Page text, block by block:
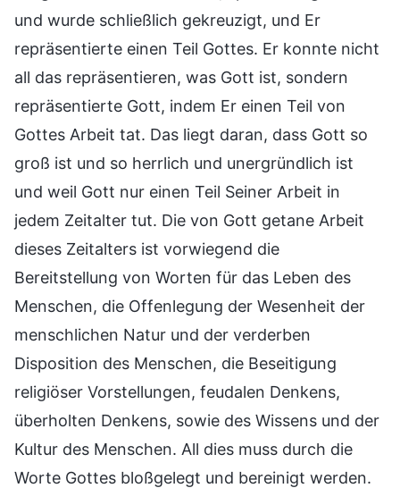
und wurde schließlich gekreuzigt, und Er
repräsentierte einen Teil Gottes. Er konnte nicht
all das repräsentieren, was Gott ist, sondern
repräsentierte Gott, indem Er einen Teil von
Gottes Arbeit tat. Das liegt daran, dass Gott so
groß ist und so herrlich und unergründlich ist
und weil Gott nur einen Teil Seiner Arbeit in
jedem Zeitalter tut. Die von Gott getane Arbeit
dieses Zeitalters ist vorwiegend die
Bereitstellung von Worten für das Leben des
Menschen, die Offenlegung der Wesenheit der
menschlichen Natur und der verderben
Disposition des Menschen, die Beseitigung
religiöser Vorstellungen, feudalen Denkens,
überholten Denkens, sowie des Wissens und der
Kultur des Menschen. All dies muss durch die
Worte Gottes bloßgelegt und bereinigt werden.